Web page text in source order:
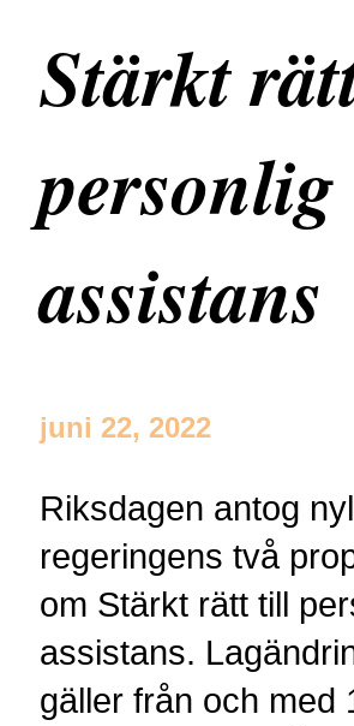
Stärkt
personlig
assistans
juni 22, 2022
Riksdagen antog
regeringens två
om Stärkt rätt till
assistans.
gäller från och med